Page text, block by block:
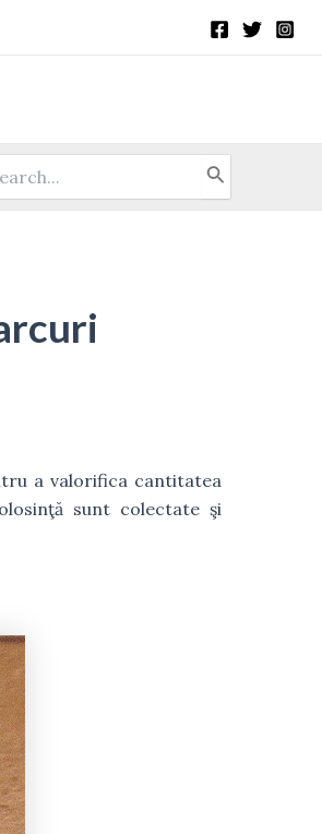
a valorifica cantitatea
sunt colectate şi